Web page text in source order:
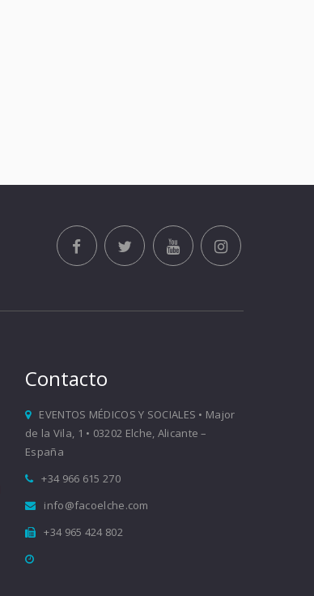
Contacto
EVENTOS MÉDICOS Y SOCIALES • Major
de la Vila, 1 • 03202 Elche, Alicante –
España
+34 966 615 270
info@facoelche.com
+34 965 424 802